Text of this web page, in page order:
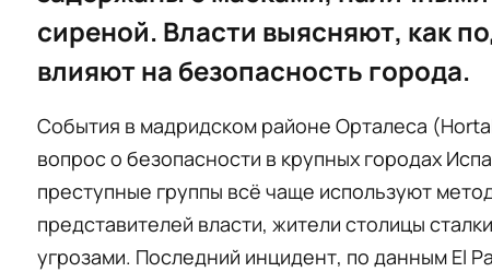
сиреной. Власти выясняют, как
влияют на безопасность города.
События в мадридском районе Орталеса
вопрос о безопасности в крупных городах
преступные группы всё чаще используют
представителей власти, жители столицы
угрозами. Последний инцидент, по данным El